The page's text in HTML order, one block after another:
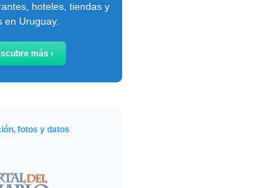
hoteles, tiendas y
en Uruguay.
más ›
fotos y datos